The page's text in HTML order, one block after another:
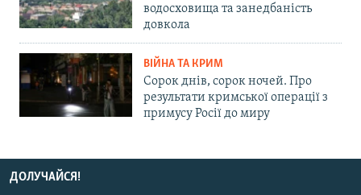
водосховища та занедбаність
довкола
ВІЙНА ТА КРИМ
Сорок днів, сорок ночей. Про
результати кримської операції з
примусу Росії до миру
ДОЛУЧАЙСЯ!